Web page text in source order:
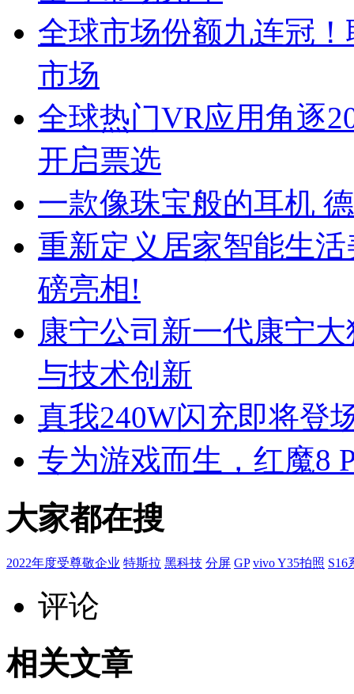
全球市场份额九连冠
市场
全球热门VR应用角逐
开启票选
一款像珠宝般的耳机
重新定义居家智能生
磅亮相!
康宁公司新一代康宁
与技术创新
真我240W闪充即将登
专为游戏而生，红魔8
大家都在搜
2022年度受尊敬企业 特斯拉 黑科技 分屏 GP vivo Y35拍照 S16
评论
相关文章